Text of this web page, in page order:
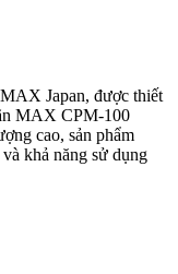
Japan, được thiết
MAX CPM-100
cao, sản phẩm
khả năng sử dụng